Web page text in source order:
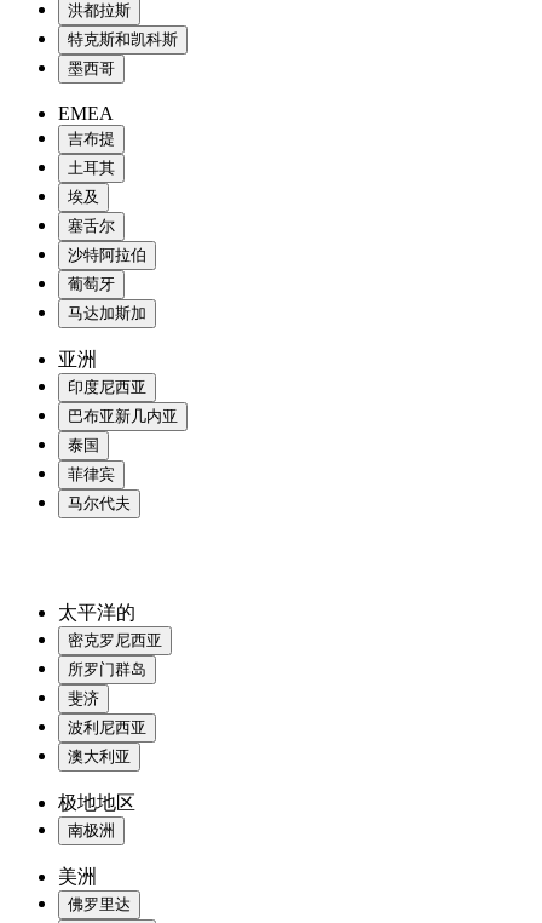
洪都拉斯
特克斯和凯科斯
墨西哥
EMEA
吉布提
土耳其
埃及
塞舌尔
沙特阿拉伯
葡萄牙
马达加斯加
亚洲
印度尼西亚
巴布亚新几内亚
泰国
菲律宾
马尔代夫
太平洋的
密克罗尼西亚
所罗门群岛
斐济
波利尼西亚
澳大利亚
极地地区
南极洲
美洲
佛罗里达